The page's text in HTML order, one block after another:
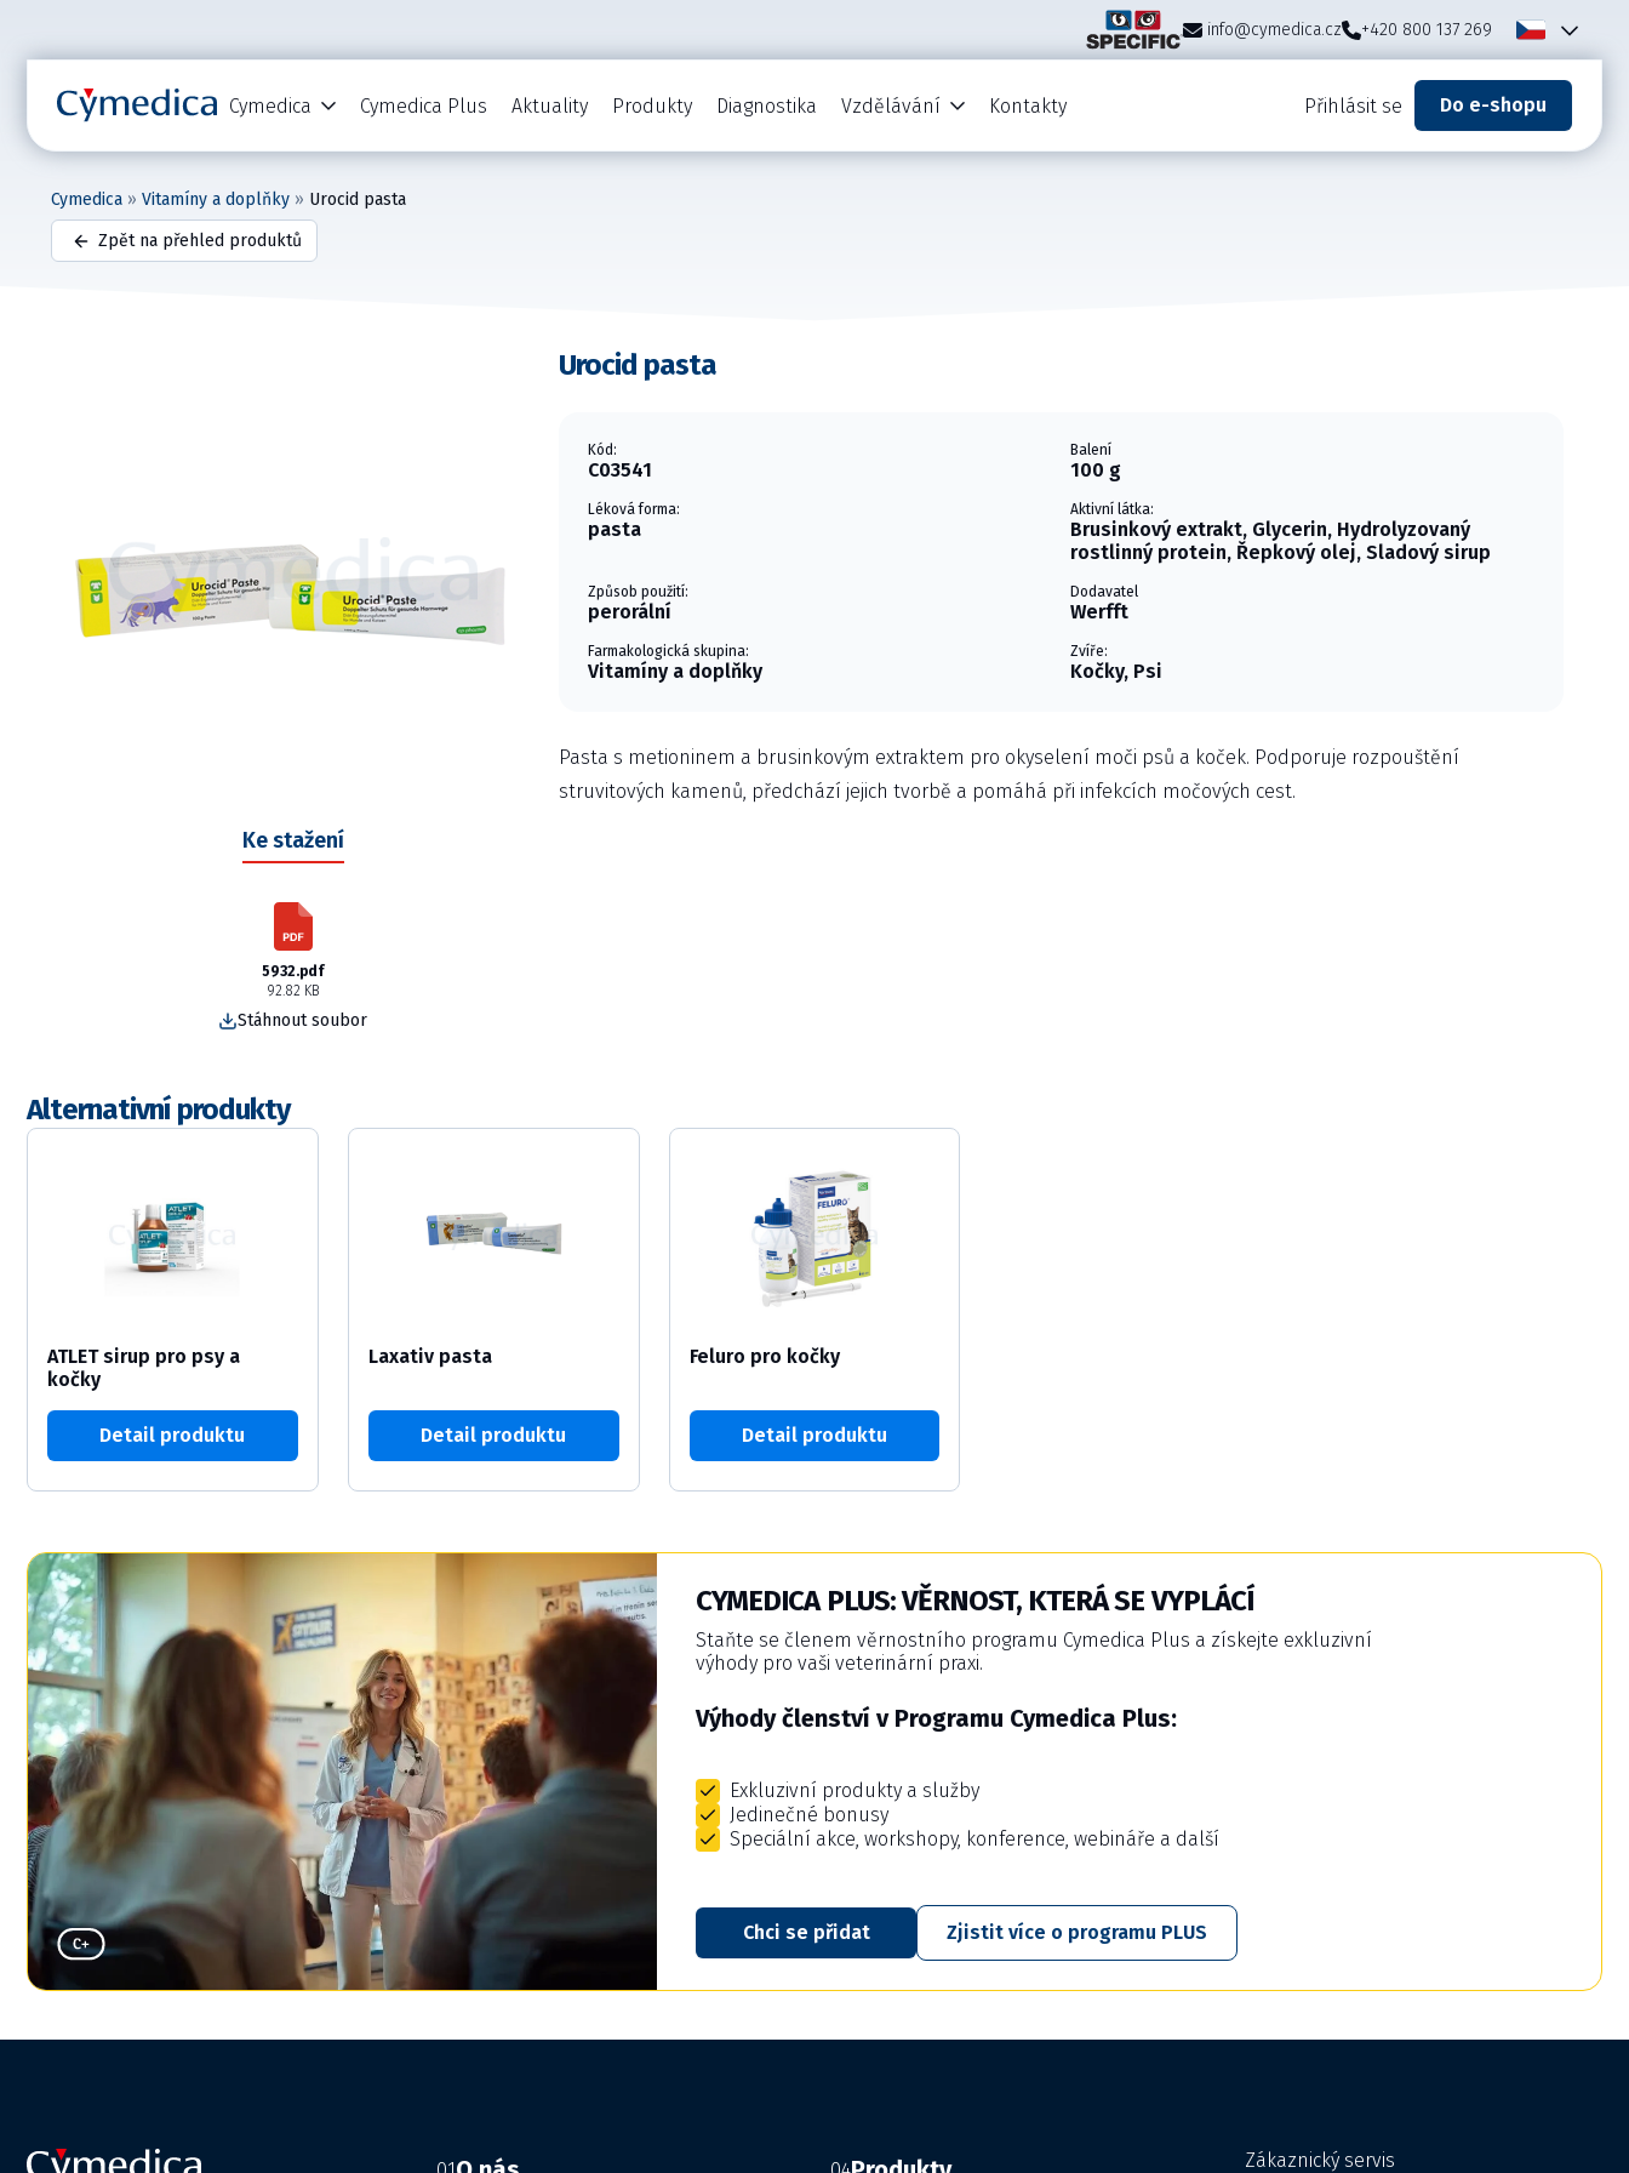
info@cymedica.cz +420 800 137 269
Cymedica Cymedica Plus Aktuality Produkty Diagnostika Vzdělávání Kontakty Přihlásit se Do e-shopu
Cymedica » Vitamíny a doplňky » Urocid pasta
Zpět na přehled produktů
Ke stažení
5932.pdf
92.82 KB
Stáhnout soubor
Urocid pasta
Kód:
C03541
Balení
100 g
Léková forma:
pasta
Aktivní látka:
Brusinkový extrakt, Glycerin, Hydrolyzovaný
rostlinný protein, Řepkový olej, Sladový sirup
Způsob použití:
perorální
Dodavatel
Werfft
Farmakologická skupina:
Vitamíny a doplňky
Zvíře:
Kočky, Psi
Pasta s metioninem a brusinkovým extraktem pro okyselení moči psů a koček. Podporuje rozpouštění
struvitových kamenů, předchází jejich tvorbě a pomáhá při infekcích močových cest.
Alternativní produkty
ATLET sirup pro psy a
kočky
Detail produktu
Laxativ pasta
Detail produktu
Feluro pro kočky
Detail produktu
CYMEDICA PLUS: VĚRNOST, KTERÁ SE VYPLÁCÍ
Staňte se členem věrnostního programu Cymedica Plus a získejte exkluzivní
výhody pro vaši veterinární praxi.
Výhody členství v Programu Cymedica Plus:
Exkluzivní produkty a služby
Jedinečné bonusy
Speciální akce, workshopy, konference, webináře a další
Chci se přidat Zjistit více o programu PLUS
Zákaznický servis